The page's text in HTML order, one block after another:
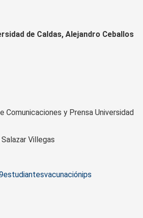
de Caldas, Alejandro Ceballos
Comunicaciones y Prensa Universidad
Villegas
estudiantesvacunaciónips